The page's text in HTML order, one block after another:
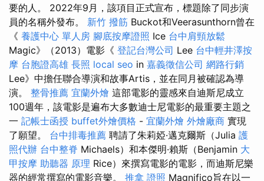
要的人。 2022年9月，該項目正式宣布，標題除了同步演
員的名稱外發布。 新竹 撥筋 Buckot和Veerasunthorn曾在
《 養護中心 單人房 腳底按摩證照 Ice 台中肩頸放鬆
Magic》（2013）電影《 登記台灣公司 Lee 台中輕井澤按
摩 台胞證高雄 長照 local seo in 嘉義徵信公司 網路行銷
Lee》中擔任聯合導演和故事Artis，並在同月被確認為導
演。 整骨推薦 宜蘭外燴 這部電影的靈感來自迪斯尼成立
100週年，該電影是遍布大多數迪士尼電影的最重要主題之
一 記帳士函授 buffet外燴價格 - 宜蘭外燴 外燴廠商 實現
了願望。 台中排毒推薦 聘請了朱莉婭·邁克爾斯（Julia 護
照代辦 台中整脊 Michaels）和本傑明·賴斯（Benjamin 大
甲按摩 助聽器 原理 Rice）來撰寫電影的電影，而迪斯尼樂
器的經常撰寫的電影音樂。 推拿 證照 Magnifico旨在以一